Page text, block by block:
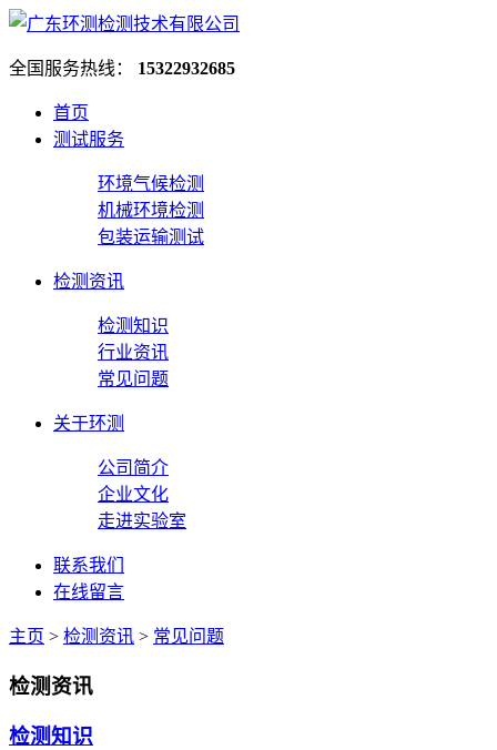
全国服务热线： 15322932685
首页
测试服务
环境气候检测
机械环境检测
包装运输测试
检测资讯
检测知识
行业资讯
常见问题
关于环测
公司简介
企业文化
走进实验室
联系我们
在线留言
主页 > 检测资讯 > 常见问题
检测资讯
检测知识